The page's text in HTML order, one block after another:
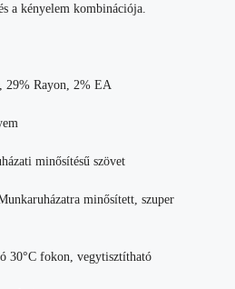
a kényelem kombinációja.
29% Rayon, 2% EA
minősítésű szövet
minősített, szuper
30°C fokon, vegytisztítható